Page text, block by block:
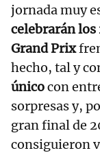
jornada muy
celebrarán los
Grand Prix
hecho, tal y
únicocon
sorpresas y,
gran final de
consiguieron